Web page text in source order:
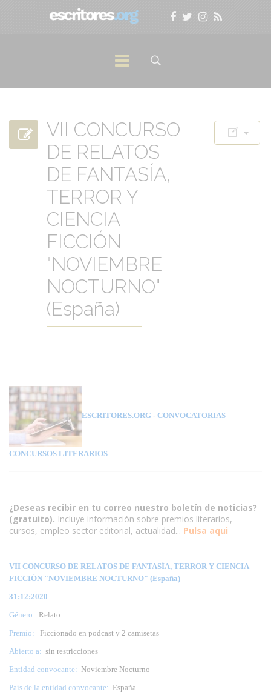
VII CONCURSO
DE RELATOS
DE FANTASÍA,
TERROR Y
CIENCIA
FICCIÓN
"NOVIEMBRE
NOCTURNO"
(España)
ESCRITORES.ORG - CONVOCATORIAS
CONCURSOS LITERARIOS
¿Deseas recibir en tu correo nuestro boletín de noticias?
(gratuito). Incluye información sobre premios literarios,
cursos, empleo sector editorial, actualidad... Pulsa aqui
VII CONCURSO DE RELATOS DE FANTASÍA, TERROR Y CIENCIA
FICCIÓN "NOVIEMBRE NOCTURNO" (España)
31:12:2020
Género: Relato
Premio:
Ficcionado en podcast y 2 camisetas
Abierto a: sin restricciones
Entidad convocante: Noviembre Nocturno
País de la entidad convocante: España